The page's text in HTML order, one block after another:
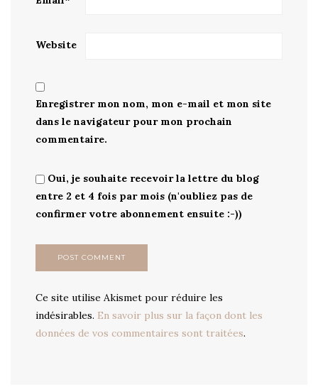
Website
Enregistrer mon nom, mon e-mail et mon site
dans le navigateur pour mon prochain
commentaire.
Oui, je souhaite recevoir la lettre du blog
entre 2 et 4 fois par mois (n'oubliez pas de
confirmer votre abonnement ensuite :-))
Ce site utilise Akismet pour réduire les
indésirables. En savoir plus sur la façon dont les
données de vos commentaires sont traitées.